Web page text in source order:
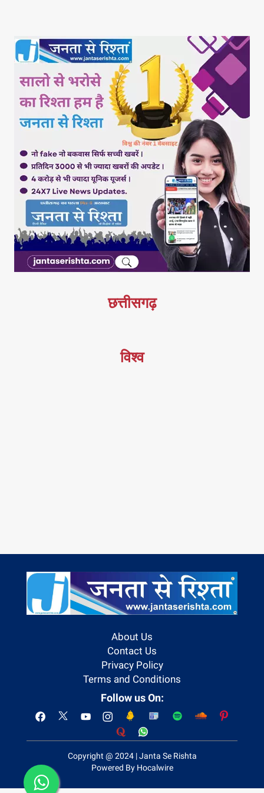
छत्तीसगढ़
विश्व
About Us
Contact Us
Privacy Policy
Terms and Conditions
Follow us On:
Copyright @ 2024 | Janta Se Rishta
Powered By Hocalwire